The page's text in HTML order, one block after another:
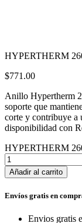
HYPERTHERM
$771.00
Anillo Hypertherm
soporte que
corte y contribuye a
disponibilidad con
HYPERTHERM
Añadir al carrito
Envíos gratis en
Envios gratis